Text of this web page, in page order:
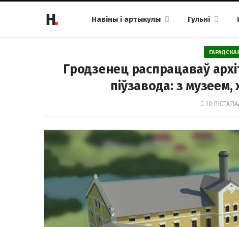
Навіны і артыкулы Гульні
Гродзенец распрацаваў
піўзавода: з музеем,
10